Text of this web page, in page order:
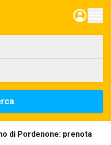
di Pordenone: prenota